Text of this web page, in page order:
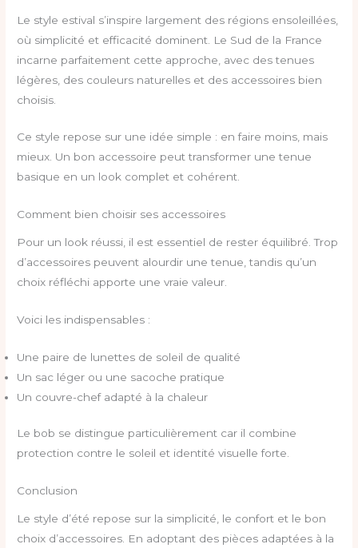
Le style estival s’inspire largement des régions ensoleillées,
où simplicité et efficacité dominent. Le Sud de la France
incarne parfaitement cette approche, avec des tenues
légères, des couleurs naturelles et des accessoires bien
choisis.
Ce style repose sur une idée simple : en faire moins, mais
mieux. Un bon accessoire peut transformer une tenue
basique en un look complet et cohérent.
Comment bien choisir ses accessoires
Pour un look réussi, il est essentiel de rester équilibré. Trop
d’accessoires peuvent alourdir une tenue, tandis qu’un
choix réfléchi apporte une vraie valeur.
Voici les indispensables :
Une paire de lunettes de soleil de qualité
Un sac léger ou une sacoche pratique
Un couvre-chef adapté à la chaleur
Le bob se distingue particulièrement car il combine
protection contre le soleil et identité visuelle forte.
Conclusion
Le style d’été repose sur la simplicité, le confort et le bon
choix d’accessoires. En adoptant des pièces adaptées à la